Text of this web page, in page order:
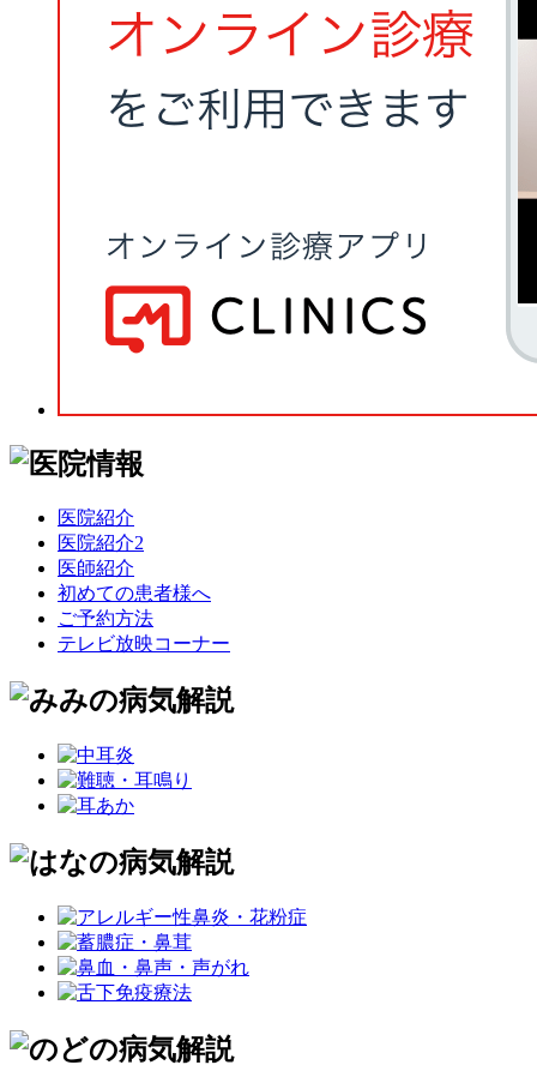
医院紹介
医院紹介2
医師紹介
初めての患者様へ
ご予約方法
テレビ放映コーナー